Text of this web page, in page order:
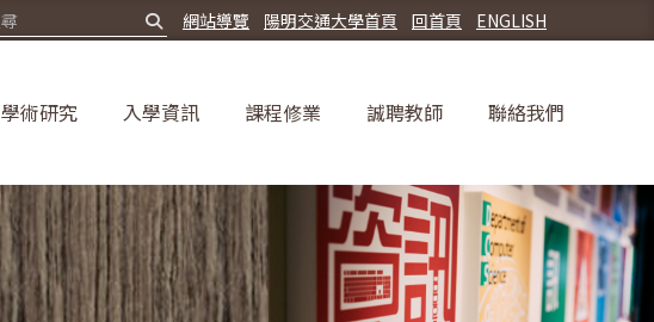
ENGLISH
回首頁
陽明交通大學首頁
網站導覽
學術研究 入學資訊 課程修業 誠聘教師 聯絡我們